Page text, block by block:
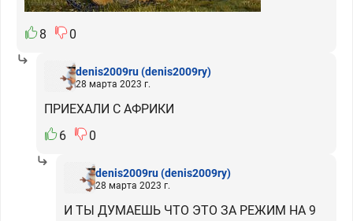
8 0
denis2009ru(denis2009ry)
28 марта 2023 г.
ПРИЕХАЛИ С АФРИКИ
6
0
denis2009ru(denis2009ry)
28 марта 2023 г.
И ТЫ ДУМАЕШЬ ЧТО ЭТО ЗА РЕЖИМ НА 9